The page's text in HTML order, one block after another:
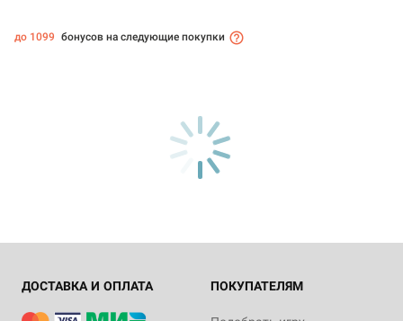
до 1099 бонусов на следующие покупки
ДОСТАВКА И ОПЛАТА ПОКУПАТЕЛЯМ